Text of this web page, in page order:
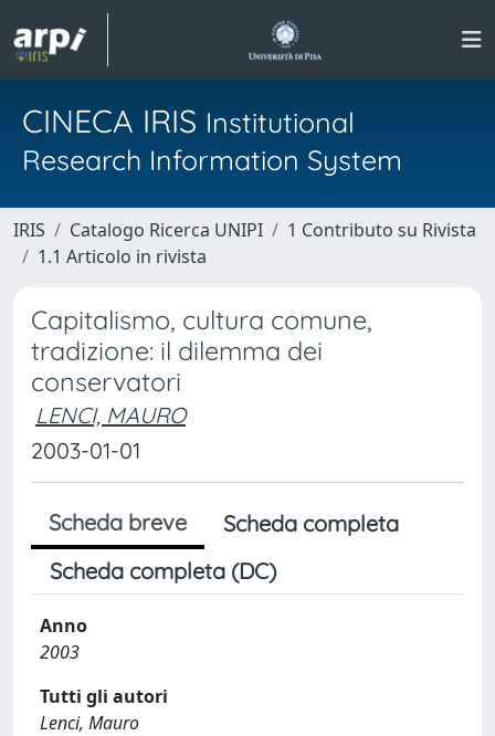
CINECA IRIS Institutional
Research Information System
IRIS Catalogo Ricerca UNIPI
1 Contributo su Rivista
1.1 Articolo in rivista
Capitalismo, cultura comune,
tradizione: il dilemma dei
conservatori
LENCI, MAURO
2003-01-01
Scheda breve
Scheda completa
Scheda completa (DC)
Anno
2003
Tutti gli autori
Lenci, Mauro